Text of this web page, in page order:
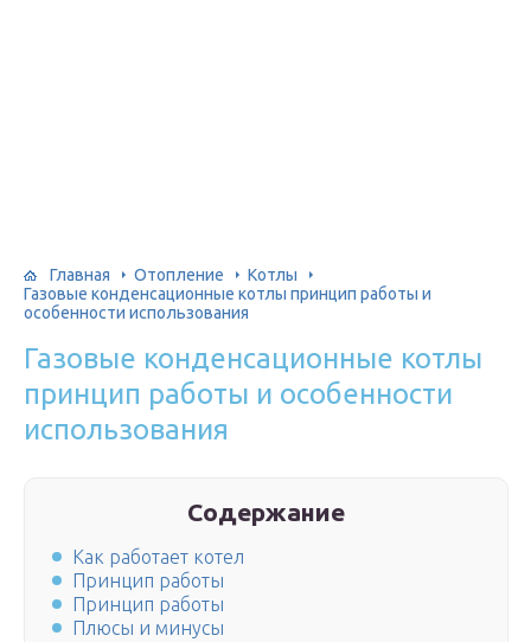
Главная Отопление
Котлы
Газовые конденсационные котлы принцип работы и
особенности использования
Газовые конденсационные котлы
принцип работы и особенности
использования
Содержание
Как работает котел
Принцип работы
Принцип работы
Плюсы и минусы